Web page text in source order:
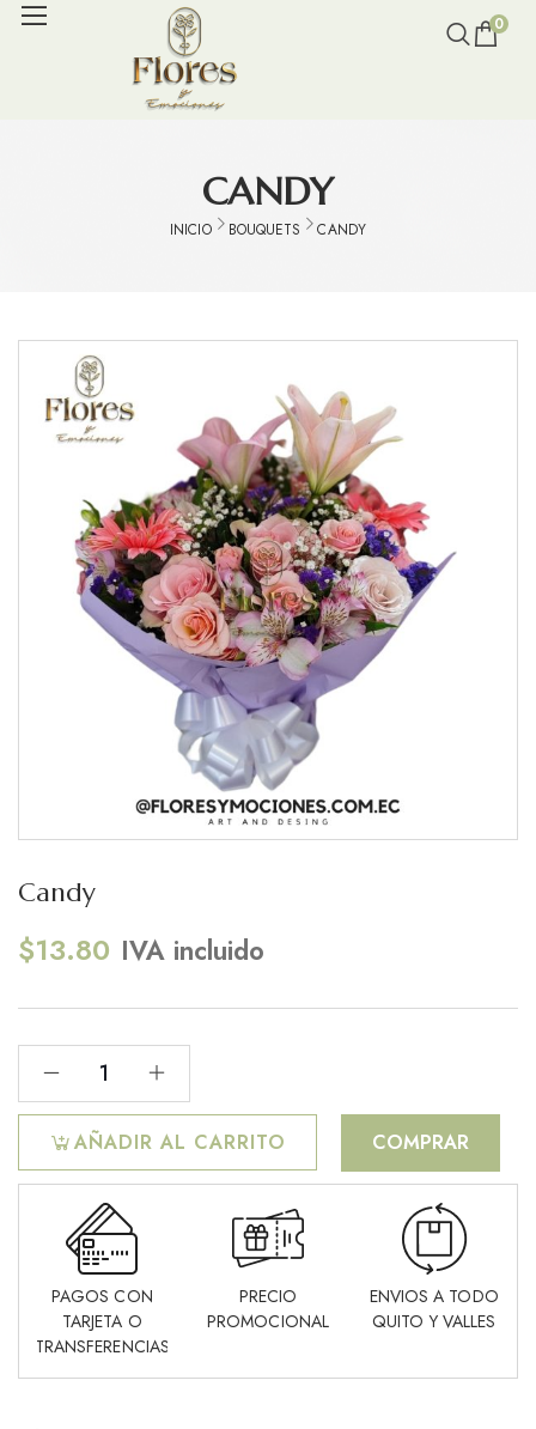
0
CANDY
INICIO BOUQUETS CANDY
Candy
$13.80 IVA incluido
AÑADIR AL CARRITO COMPRAR
PAGOS CON
TARJETA O
TRANSFERENCIAS
PRECIO
PROMOCIONAL
ENVIOS A TODO
QUITO Y VALLES